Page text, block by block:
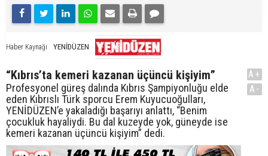
Haber Kaynağı YENİDÜZEN
“Kıbrıs’ta kemeri kazanan üçüncü kişiyim”
Profesyonel güreş dalında Kıbrıs Şampiyonluğu elde
eden Kıbrıslı Türk sporcu Erem Kuyucuoğulları,
YENİDÜZEN’e yakaladığı başarıyı anlattı, “Benim
çocukluk hayaliydi. Bu dal kuzeyde yok, güneyde ise
kemeri kazanan üçüncü kişiyim” dedi.
A+
A-